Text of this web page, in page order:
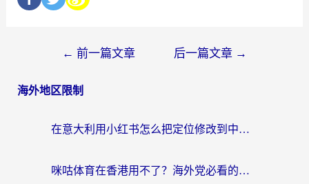
← 前一篇文章 后一篇文章 →
海外地区限制
在意大利用小红书怎么把定位修改到中国国内？3个实用技巧+1个靠谱工具帮你搞定
咪咕体育在香港用不了？海外党必看的回国加速器选择指南（附3个真实场景解决方案）